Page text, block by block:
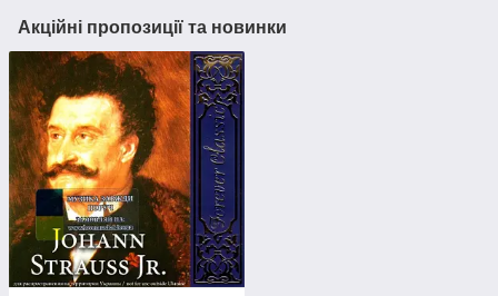
Акційні пропозиції та новинки